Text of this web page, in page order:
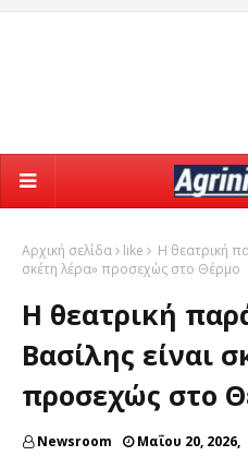
Αρχική σελίδα like
Η θεατρική
σκέτη λέρα» προσεχώς στο Θέρμο
Η θεατρική
Βασίλης είναι
προσεχώς στο
Newsroom Μαΐου 20, 2026,